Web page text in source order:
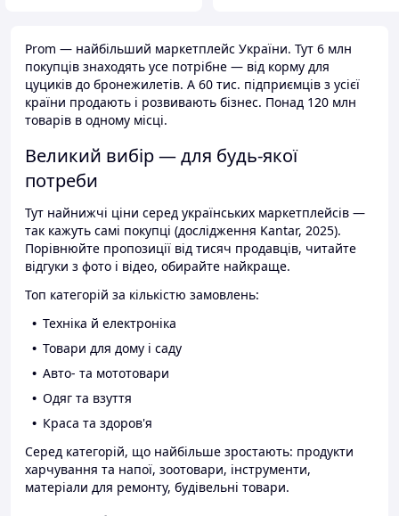
Prom — найбільший маркетплейс України. Тут 6 млн
покупців знаходять усе потрібне — від корму для
цуциків до бронежилетів. А 60 тис. підприємців з усієї
країни продають і розвивають бізнес. Понад 120 млн
товарів в одному місці.
Великий вибір — для будь-якої
потреби
Тут найнижчі ціни серед українських маркетплейсів —
так кажуть самі покупці (дослідження Kantar, 2025).
Порівнюйте пропозиції від тисяч продавців, читайте
відгуки з фото і відео, обирайте найкраще.
Топ категорій за кількістю замовлень:
Техніка й електроніка
Товари для дому і саду
Авто- та мототовари
Одяг та взуття
Краса та здоров'я
Серед категорій, що найбільше зростають: продукти
харчування та напої, зоотовари, інструменти,
матеріали для ремонту, будівельні товари.